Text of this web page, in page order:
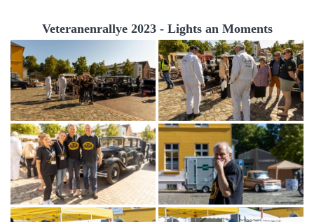
Veteranenrallye 2023 - Lights an Moments